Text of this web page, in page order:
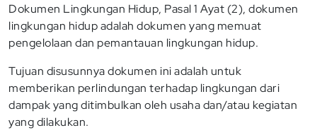
Dokumen Lingkungan Hidup, Pasal 1 Ayat (2), dokumen
lingkungan hidup adalah dokumen yang memuat
pengelolaan dan pemantauan lingkungan hidup.
Tujuan disusunnya dokumen ini adalah untuk
memberikan perlindungan terhadap lingkungan dari
dampak yang ditimbulkan oleh usaha dan/atau kegiatan
yang dilakukan.